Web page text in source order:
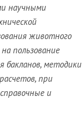
научными
животного
пользование
методики
при
и